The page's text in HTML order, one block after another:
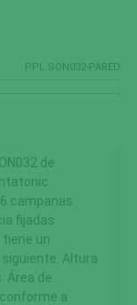
PPL.SON032-PARED
de
campanas
fijadas
un
Altura
Área de
a